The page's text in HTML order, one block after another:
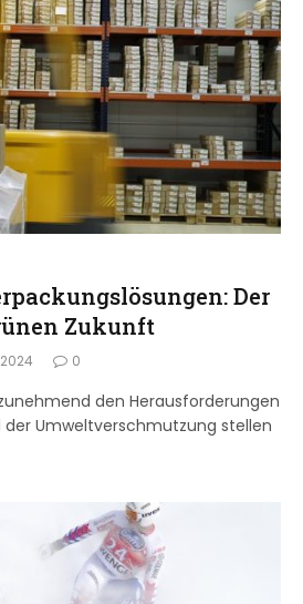
Der
Zukunft
0
den Herausforderungen
der Umweltverschmutzung stellen